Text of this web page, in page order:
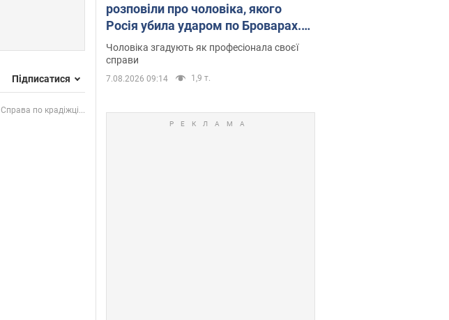
Підписатися
Справа по крадіжці...
розповіли про чоловіка, якого
Росія убила ударом по Броварах.
Фото
Чоловіка згадують як професіонала своєї
справи
7.08.2026 09:14 1,9 т.